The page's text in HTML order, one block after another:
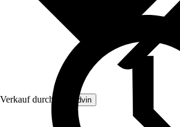
Verkauf durch: Brandvin